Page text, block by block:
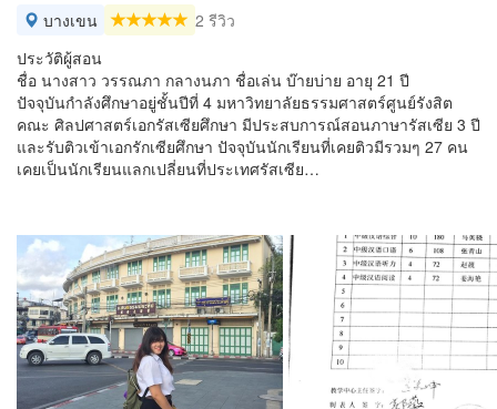
บางเขน
2 รีวิว
ประวัติผู้สอน
ชื่อ นางสาว วรรณภา กลางนภา ชื่อเล่น บ๊ายบ่าย อายุ 21 ปี
ปัจจุบันกำลังศึกษาอยู่ชั้นปีที่ 4 มหาวิทยาลัยธรรมศาสตร์ศูนย์รังสิต
คณะ ศิลปศาสตร์เอกรัสเซียศึกษา มีประสบการณ์สอนภาษารัสเซีย 3 ปี
และรับติวเข้าเอกรักเซียศึกษา ปัจจุบันนักเรียนที่เคยติวมีรวมๆ 27 คน
เคยเป็นนักเรียนแลกเปลี่ยนที่ประเทศรัสเซีย…